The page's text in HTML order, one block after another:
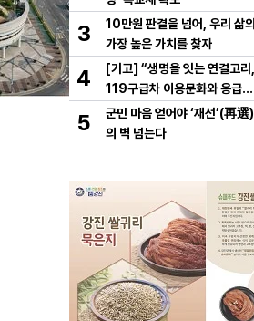
3
10만원 판결을 넘어, 우리 삶의
가장 높은 가치를 찾자
4
[기고] “생명을 잇는 연결고리,
119구급차 이용문화와 응급처
치의 중요성
5
군민 마음 얻어야 ‘재선’(再選)
의 벽 넘는다